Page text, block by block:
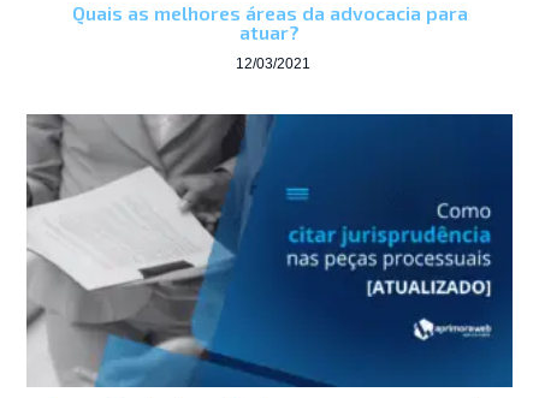
Quais as melhores áreas da advocacia para
atuar?
12/03/2021